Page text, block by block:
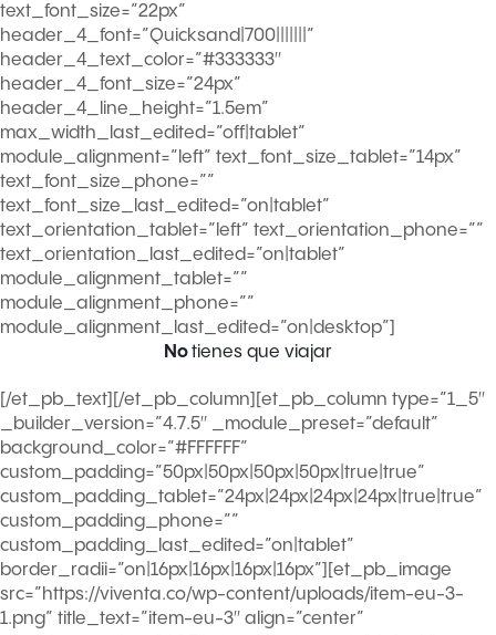
text_font_size=”22px”
header_4_font=”Quicksand|700|||||||”
header_4_text_color=”#333333″
header_4_font_size=”24px”
header_4_line_height=”1.5em”
max_width_last_edited=”off|tablet”
module_alignment=”left” text_font_size_tablet=”14px”
text_font_size_phone=””
text_font_size_last_edited=”on|tablet”
text_orientation_tablet=”left” text_orientation_phone=””
text_orientation_last_edited=”on|tablet”
module_alignment_tablet=””
module_alignment_phone=””
module_alignment_last_edited=”on|desktop”]
Notienes que viajar
[/et_pb_text][/et_pb_column][et_pb_column type=”1_5″
_builder_version=”4.7.5″ _module_preset=”default”
background_color=”#FFFFFF”
custom_padding=”50px|50px|50px|50px|true|true”
custom_padding_tablet=”24px|24px|24px|24px|true|true”
custom_padding_phone=””
custom_padding_last_edited=”on|tablet”
border_radii=”on|16px|16px|16px|16px”][et_pb_image
src=”https://viventa.co/wp-content/uploads/item-eu-3-
1.png” title_text=”item-eu-3″ align=”center”